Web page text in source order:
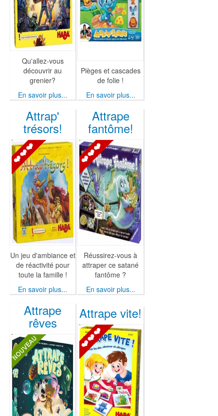
Qu'allez-vous
découvrir au
grenier?
En savoir plus...
Pièges et cascades
de folie !
En savoir plus...
Attrap'
trésors!
Un jeu d'ambiance et
de réactivité pour
toute la famille !
En savoir plus...
Attrape
fantôme!
Réussirez-vous à
attraper ce satané
fantôme ?
En savoir plus...
Attrape
rêves
Attrape vite!